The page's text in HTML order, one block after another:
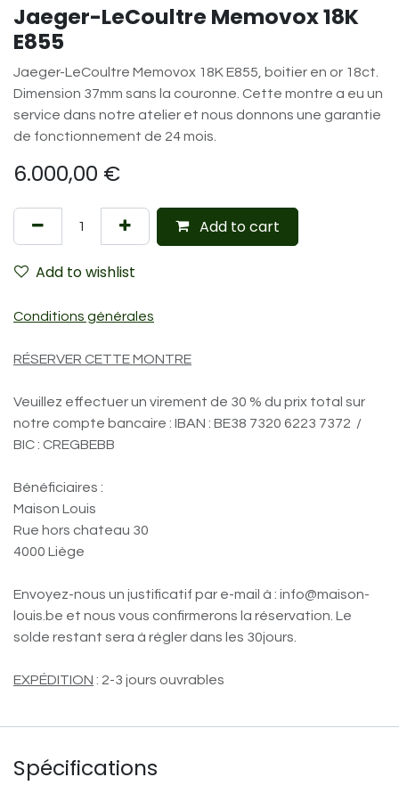
Jaeger-LeCoultre Memovox 18K
E855
Jaeger-LeCoultre Memovox 18K E855, boitier en or 18ct.
Dimension 37mm sans la couronne. Cette montre a eu un
service dans notre atelier et nous donnons une garantie
de fonctionnement de 24 mois.
6.000,00 €
Add to cart
Add to wishlist
Conditions générales
RÉSERVER CETTE MONTRE
Veuillez effectuer un virement de 30 % du prix total sur
notre compte bancaire : IBAN : BE38 7320 6223 7372 /
BIC : CREGBEBB
Bénéficiaires :
Maison Louis
Rue hors chateau 30
4000 Liège
Envoyez-nous un justificatif par e-mail à : info@maison-
louis.be et nous vous confirmerons la réservation. Le
solde restant sera à régler dans les 30jours.
EXPÉDITION : 2-3 jours ouvrables
Spécifications